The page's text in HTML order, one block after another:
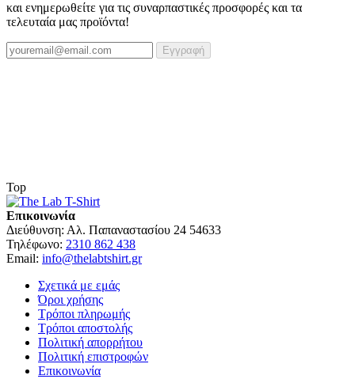
και ενημερωθείτε για τις συναρπαστικές προσφορές και τα
τελευταία μας προϊόντα!
Εγγραφή
Top
Επικοινωνία
Διεύθυνση: Αλ. Παπαναστασίου 24 54633
Τηλέφωνο: 2310 862 438
Email: info@thelabtshirt.gr
Σχετικά με εμάς
Όροι χρήσης
Τρόποι πληρωμής
Τρόποι αποστολής
Πολιτική απορρήτου
Πολιτική επιστροφών
Επικοινωνία